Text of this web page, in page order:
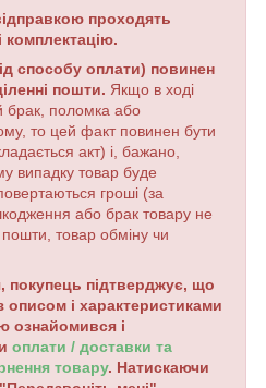
проходять
комплектацію.
способу оплати) повинен
пошти. Якщо в ході
брак, поломка або
то цей факт повинен бути
акт) і, бажано,
випадку товар буде
гроші (за
або брак товару не
пошти, товар обміну чи
підтверджує, що
описом і характеристиками
ознайомився і
оплати / доставки та
товару. Натискаючи